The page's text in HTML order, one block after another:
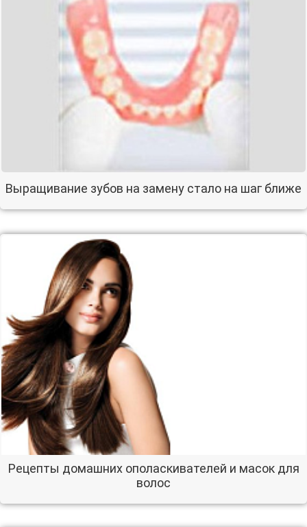
Выращивание зубов на замену стало на шаг ближе
Рецепты домашних ополаскивателей и масок для
волос